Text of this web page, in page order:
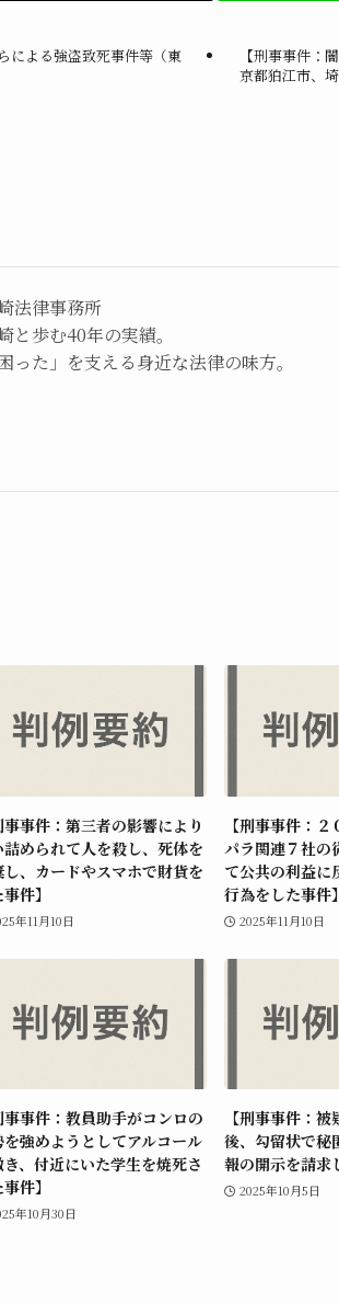
による強盗致死事件等（東
【刑事事件：
京都狛江市、
法律事務所
と歩む40年の実績。
困った」を支える身近な法律の味方。
事事件：第三者の影響により
詰められて人を殺し、死体を
し、カードやスマホで財貨を
件】
年11月10日
【刑事事件：
パラ関連７社の
て公共の利益に
行為をした事件】
2025年11月10日
事事件：教員助手がコンロの
を強めようとしてアルコール
き、付近にいた学生を焼死さ
件】
年10月30日
【刑事事件：
後、勾留状で秘
報の開示を請求
2025年10月5日